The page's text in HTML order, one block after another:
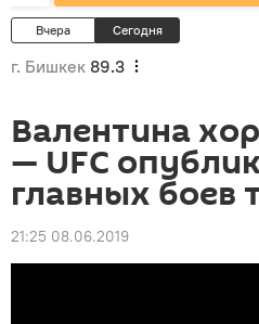
Вчера Сегодня
г. Бишкек 89.3
Валентина
— UFC
главных боев
21:25 08.06.2019